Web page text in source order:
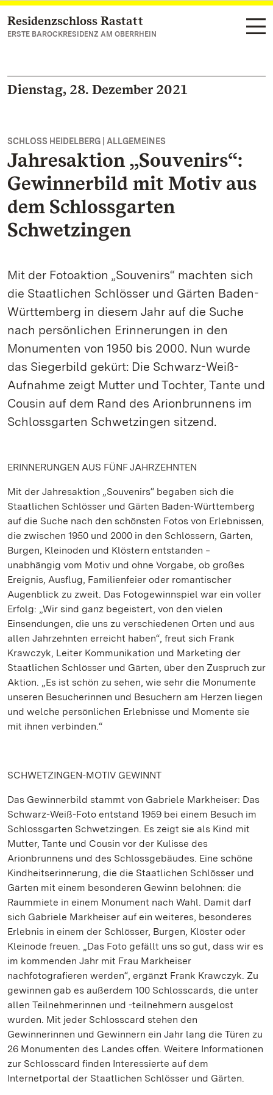
Zum Hauptinhalt springen
Residenzschloss Rastatt
ERSTE BAROCKRESIDENZ AM OBERRHEIN
Dienstag, 28. Dezember 2021
SCHLOSS HEIDELBERG | ALLGEMEINES
Jahresaktion „Souvenirs“:
Gewinnerbild mit Motiv aus
dem Schlossgarten
Schwetzingen
Mit der Fotoaktion „Souvenirs“ machten sich
die Staatlichen Schlösser und Gärten Baden-
Württemberg in diesem Jahr auf die Suche
nach persönlichen Erinnerungen in den
Monumenten von 1950 bis 2000. Nun wurde
das Siegerbild gekürt: Die Schwarz-Weiß-
Aufnahme zeigt Mutter und Tochter, Tante und
Cousin auf dem Rand des Arionbrunnens im
Schlossgarten Schwetzingen sitzend.
ERINNERUNGEN AUS FÜNF JAHRZEHNTEN
Mit der Jahresaktion „Souvenirs“ begaben sich die
Staatlichen Schlösser und Gärten Baden-Württemberg
auf die Suche nach den schönsten Fotos von Erlebnissen,
die zwischen 1950 und 2000 in den Schlössern, Gärten,
Burgen, Kleinoden und Klöstern entstanden ‒
unabhängig vom Motiv und ohne Vorgabe, ob großes
Ereignis, Ausflug, Familienfeier oder romantischer
Augenblick zu zweit. Das Fotogewinnspiel war ein voller
Erfolg: „Wir sind ganz begeistert, von den vielen
Einsendungen, die uns zu verschiedenen Orten und aus
allen Jahrzehnten erreicht haben“, freut sich Frank
Krawczyk, Leiter Kommunikation und Marketing der
Staatlichen Schlösser und Gärten, über den Zuspruch zur
Aktion. „Es ist schön zu sehen, wie sehr die Monumente
unseren Besucherinnen und Besuchern am Herzen liegen
und welche persönlichen Erlebnisse und Momente sie
mit ihnen verbinden.“
SCHWETZINGEN-MOTIV GEWINNT
Das Gewinnerbild stammt von Gabriele Markheiser: Das
Schwarz-Weiß-Foto entstand 1959 bei einem Besuch im
Schlossgarten Schwetzingen. Es zeigt sie als Kind mit
Mutter, Tante und Cousin vor der Kulisse des
Arionbrunnens und des Schlossgebäudes. Eine schöne
Kindheitserinnerung, die die Staatlichen Schlösser und
Gärten mit einem besonderen Gewinn belohnen: die
Raummiete in einem Monument nach Wahl. Damit darf
sich Gabriele Markheiser auf ein weiteres, besonderes
Erlebnis in einem der Schlösser, Burgen, Klöster oder
Kleinode freuen. „Das Foto gefällt uns so gut, dass wir es
im kommenden Jahr mit Frau Markheiser
nachfotografieren werden“, ergänzt Frank Krawczyk. Zu
gewinnen gab es außerdem 100 Schlosscards, die unter
allen Teilnehmerinnen und -teilnehmern ausgelost
wurden. Mit jeder Schlosscard stehen den
Gewinnerinnen und Gewinnern ein Jahr lang die Türen zu
26 Monumenten des Landes offen. Weitere Informationen
zur Schlosscard finden Interessierte auf dem
Internetportal der Staatlichen Schlösser und Gärten.